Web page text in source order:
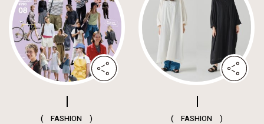
( FASHION ) ( FASHION )